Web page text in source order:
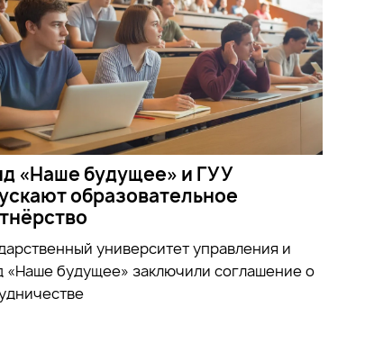
«Наше будущее» и ГУУ
образовательное
университет управления и
«Наше будущее» заключили соглашение о